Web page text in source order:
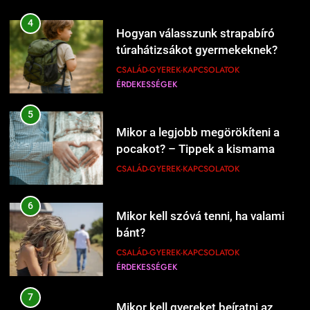
4
Hogyan válasszunk strapabíró
túrahátizsákot gyermekeknek?
CSALÁD-GYEREK-KAPCSOLATOK
ÉRDEKESSÉGEK
5
Mikor a legjobb megörökíteni a
pocakot? – Tippek a kismama
fotózás időzítéséhez
CSALÁD-GYEREK-KAPCSOLATOK
6
Mikor kell szóvá tenni, ha valami
bánt?
CSALÁD-GYEREK-KAPCSOLATOK
ÉRDEKESSÉGEK
7
Mi kell a hamburgerbe?
ÉRDEKESSÉGEK ÉTEL-ITAL
kipróbálni?
ÉRDEKESSÉGEK ÉTEL-ITAL
Kipróbáltuk a házi sajtkészítést 1
liter tejből – Megéri a macerát?
ÉRDEKESSÉGEK
Kipróbáltuk Gordon Ramsay 10
1227